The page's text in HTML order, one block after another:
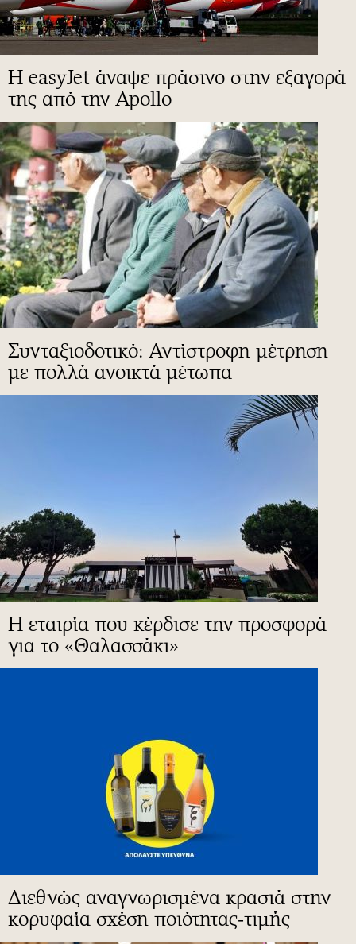
Η easyJet άναψε πράσινο στην εξαγορά
της από την Apollo
Συνταξιοδοτικό: Αντίστροφη μέτρηση
με πολλά ανοικτά μέτωπα
Η εταιρία που κέρδισε την προσφορά
για το «Θαλασσάκι»
Διεθνώς αναγνωρισμένα κρασιά στην
κορυφαία σχέση ποιότητας-τιμής